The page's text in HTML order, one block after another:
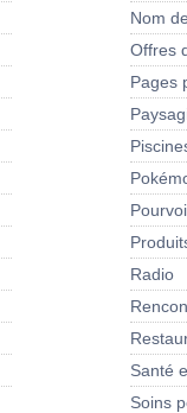
Nom
Offres
Pages
Radio
Santé
Soins